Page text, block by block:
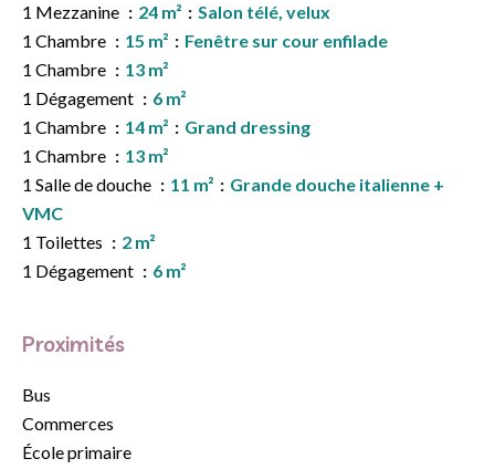
1 Mezzanine
24 m²
Salon télé, velux
1 Chambre
15 m²
Fenêtre sur cour enfilade
1 Chambre
13 m²
1 Dégagement
6 m²
1 Chambre
14 m²
Grand dressing
1 Chambre
13 m²
1 Salle de douche
11 m²
Grande douche italienne +
VMC
1 Toilettes
2 m²
1 Dégagement
6 m²
Proximités
Bus
Commerces
École primaire